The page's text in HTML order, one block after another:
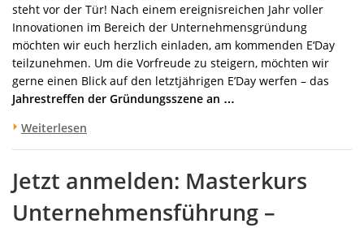
steht vor der Tür! Nach einem ereignisreichen Jahr voller
Innovationen im Bereich der Unternehmensgründung
möchten wir euch herzlich einladen, am kommenden E‘Day
teilzunehmen. Um die Vorfreude zu steigern, möchten wir
gerne einen Blick auf den letztjährigen E’Day werfen – das
Jahrestreffen der Gründungsszene an …
Weiterlesen
Jetzt anmelden: Masterkurs
Unternehmensführung –